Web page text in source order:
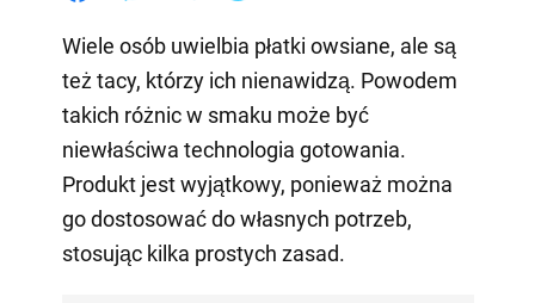
Wiele osób uwielbia płatki owsiane, ale są
też tacy, którzy ich nienawidzą. Powodem
takich różnic w smaku może być
niewłaściwa technologia gotowania.
Produkt jest wyjątkowy, ponieważ można
go dostosować do własnych potrzeb,
stosując kilka prostych zasad.